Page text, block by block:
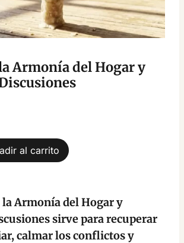
Armonía del Hogar y
la Armonía del Hogar y
sirve para recuperar
calmar los conflictos y
al carrito